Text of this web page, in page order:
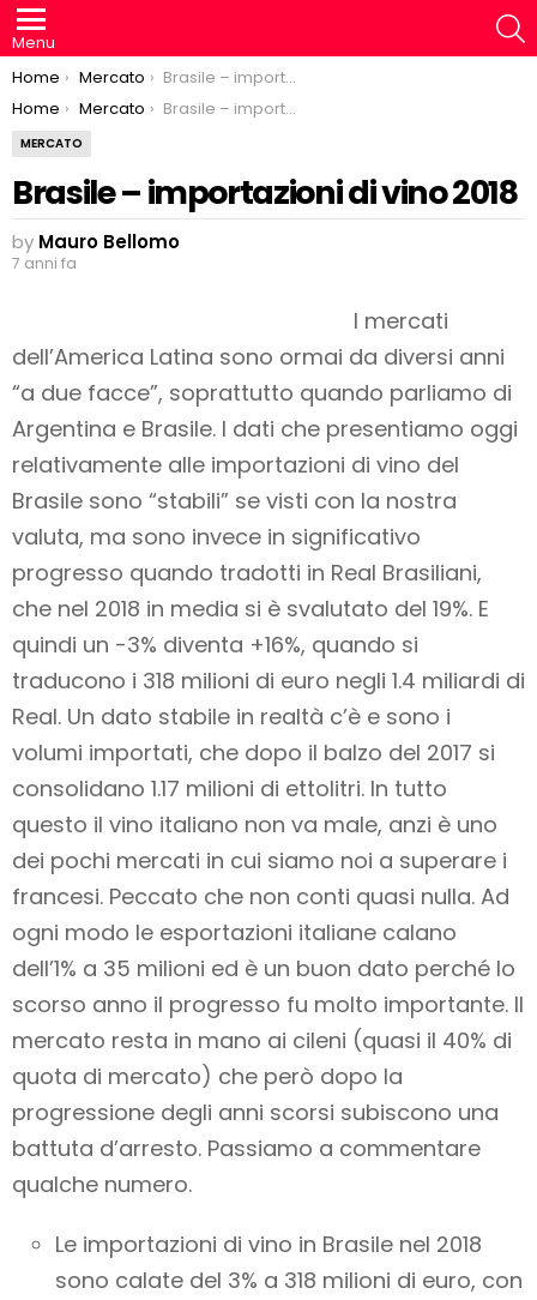
Menu
You are here:
Home Mercato
Brasile – importazioni di vino 2018
You are here:
Home Mercato Brasile – importazioni di vino 2018
MERCATO
Brasile – importazioni di vino 2018
by Mauro Bellomo
7 anni fa
I mercati
dell’America Latina sono ormai da diversi anni
“a due facce”, soprattutto quando parliamo di
Argentina e Brasile. I dati che presentiamo oggi
relativamente alle importazioni di vino del
Brasile sono “stabili” se visti con la nostra
valuta, ma sono invece in significativo
progresso quando tradotti in Real Brasiliani,
che nel 2018 in media si è svalutato del 19%. E
quindi un -3% diventa +16%, quando si
traducono i 318 milioni di euro negli 1.4 miliardi di
Real. Un dato stabile in realtà c’è e sono i
volumi importati, che dopo il balzo del 2017 si
consolidano 1.17 milioni di ettolitri. In tutto
questo il vino italiano non va male, anzi è uno
dei pochi mercati in cui siamo noi a superare i
francesi. Peccato che non conti quasi nulla. Ad
ogni modo le esportazioni italiane calano
dell’1% a 35 milioni ed è un buon dato perché lo
scorso anno il progresso fu molto importante. Il
mercato resta in mano ai cileni (quasi il 40% di
quota di mercato) che però dopo la
progressione degli anni scorsi subiscono una
battuta d’arresto. Passiamo a commentare
qualche numero.
Le importazioni di vino in Brasile nel 2018
sono calate del 3% a 318 milioni di euro, con